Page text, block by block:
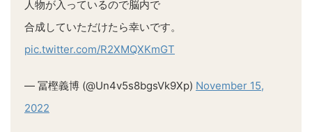
人物が入っているので脳内で
合成していただけたら幸いです。
pic.twitter.com/R2XMQXKmGT
— 冨樫義博 (@Un4v5s8bgsVk9Xp) November 15,
2022